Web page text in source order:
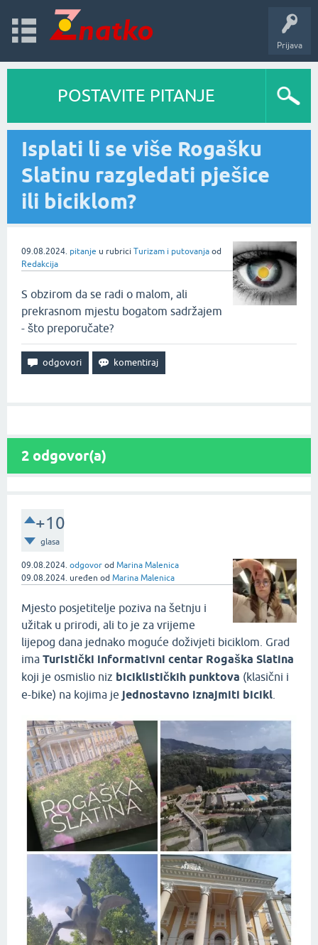
Prijava
POSTAVITE PITANJE
Isplati li se više Rogašku
Slatinu razgledati pješice
ili biciklom?
09.08.2024. pitanje u rubrici Turizam i putovanja od
Redakcija
S obzirom da se radi o malom, ali
prekrasnom mjestu bogatom sadržajem
- što preporučate?
2 odgovor(a)
+10
glasa
09.08.2024. odgovor od Marina Malenica
09.08.2024. uređen od Marina Malenica
Mjesto posjetitelje poziva na šetnju i
užitak u prirodi, ali to je za vrijeme
lijepog dana jednako moguće doživjeti biciklom. Grad
ima Turistički informativni centar Rogaška Slatina
koji je osmislio niz biciklističkih punktova (klasični i
e-bike) na kojima je jednostavno iznajmiti bicikl